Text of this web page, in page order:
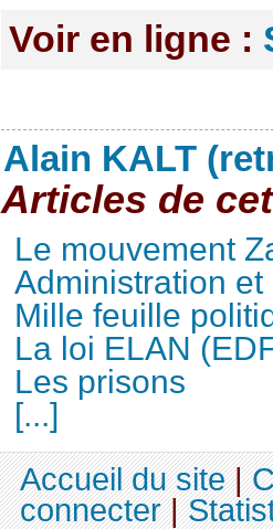
Voir en ligne :
Alain KALT
Articles de
Le mouvement
Administration
Mille feuille
La loi ELAN
Les prisons
[...]
Accueil du site|
connecter|